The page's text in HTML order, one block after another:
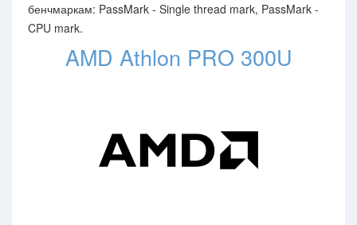
бенчмаркам: PassMark - Single thread mark, PassMark -
CPU mark.
AMD Athlon PRO 300U